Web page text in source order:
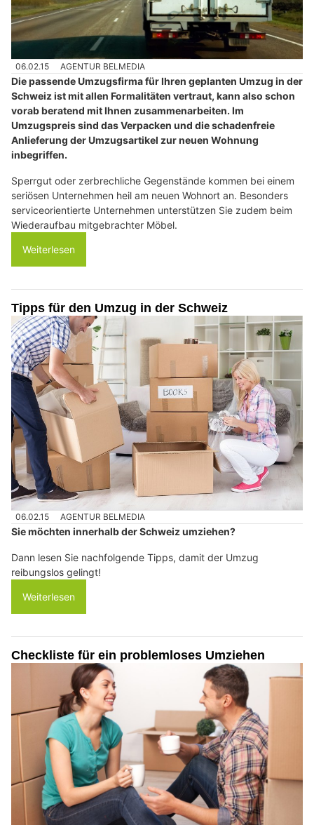
06.02.15 AGENTUR BELMEDIA
Die passende Umzugsfirma für Ihren geplanten Umzug in der
Schweiz ist mit allen Formalitäten vertraut, kann also schon
vorab beratend mit Ihnen zusammenarbeiten. Im
Umzugspreis sind das Verpacken und die schadenfreie
Anlieferung der Umzugsartikel zur neuen Wohnung
inbegriffen.
Sperrgut oder zerbrechliche Gegenstände kommen bei einem
seriösen Unternehmen heil am neuen Wohnort an. Besonders
serviceorientierte Unternehmen unterstützen Sie zudem beim
Wiederaufbau mitgebrachter Möbel.
Weiterlesen
Tipps für den Umzug in der Schweiz
06.02.15 AGENTUR BELMEDIA
Sie möchten innerhalb der Schweiz umziehen?
Dann lesen Sie nachfolgende Tipps, damit der Umzug
reibungslos gelingt!
Weiterlesen
Checkliste für ein problemloses Umziehen